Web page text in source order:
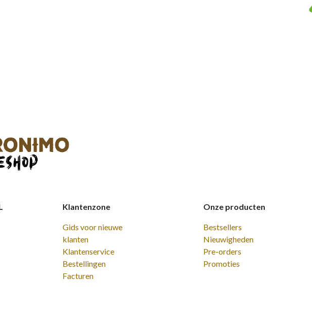
Klantenzone
Gids voor nieuwe
klanten
Klantenservice
Bestellingen
Facturen
Onze producten
Bestsellers
Nieuwigheden
Pre-orders
Promoties